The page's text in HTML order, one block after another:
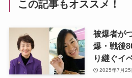
この記事もオススメ！
被爆者が
爆・戦後
り継ぐイ
2025年7月25